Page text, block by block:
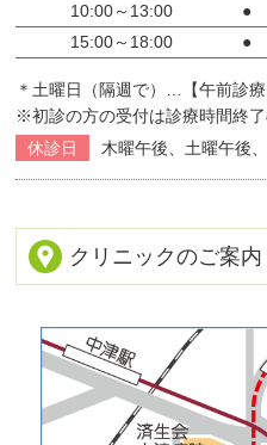
10:00～13:00
●
15:00～18:00
●
＊土曜日（隔週で）…【午前診
※初診の方の受付は診療時間終了
休診日
木曜午後、土曜午後
クリニックのご案